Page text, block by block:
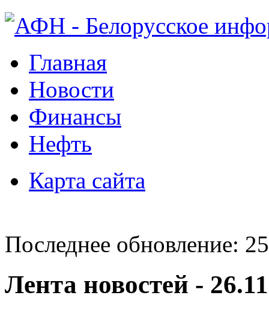
Главная
Новости
Финансы
Нефть
Карта сайта
Последнее обновление:
Лента новостей -